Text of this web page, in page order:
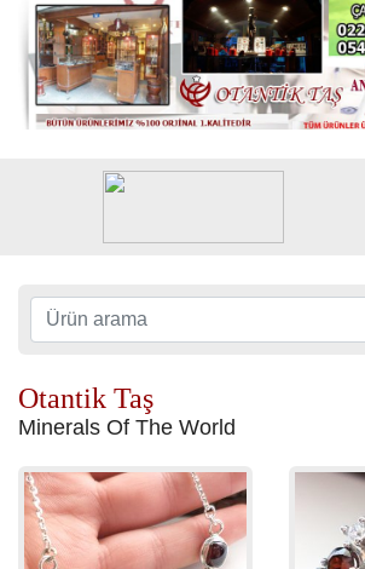
Otantik Taş
Minerals Of The World